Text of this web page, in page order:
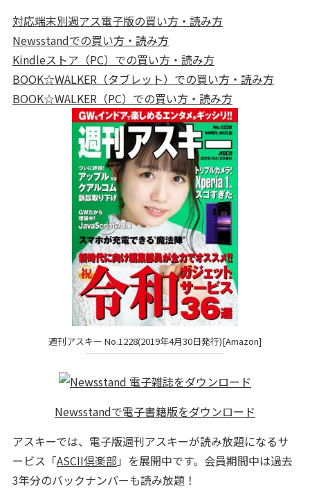
対応端末別週アス電子版の買い方・読み方
Newsstandでの買い方・読み方
Kindleストア（PC）での買い方・読み方
BOOK☆WALKER（タブレット）での買い方・読み方
BOOK☆WALKER（PC）での買い方・読み方
週刊アスキー No.1228(2019年4月30日発行)[Amazon]
Newsstandで電子書籍版をダウンロード
アスキーでは、電子版週刊アスキーが読み放題になるサ
ービス「ASCII倶楽部」を展開中です。会員期間中は過去
3年分のバックナンバーも読み放題！